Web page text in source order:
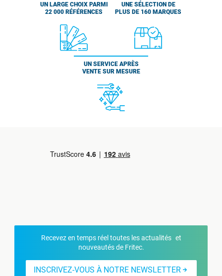
UN LARGE CHOIX PARMI
22 000 RÉFÉRENCES
UNE SÉLECTION DE
PLUS DE 160 MARQUES
UN SERVICE APRÈS
VENTE SUR MESURE
Recevez en temps réel toutes les actualités et
nouveautés de Fritec.
INSCRIVEZ-VOUS À NOTRE NEWSLETTER